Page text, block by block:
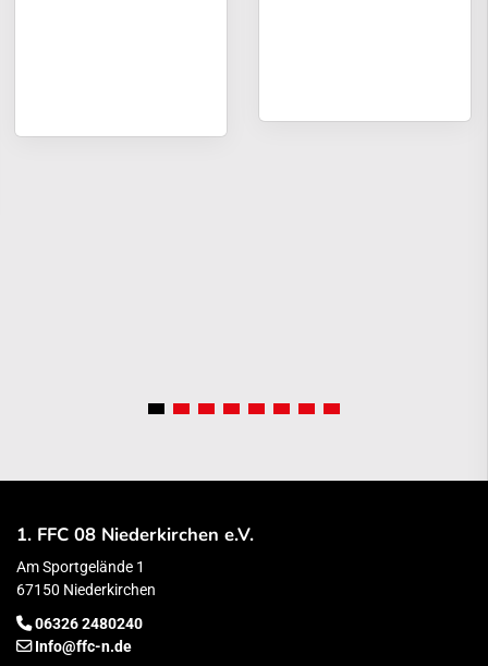
1. FFC 08 Niederkirchen e.V.
Am Sportgelände 1
67150 Niederkirchen
06326 2480240
Info@ffc-n.de